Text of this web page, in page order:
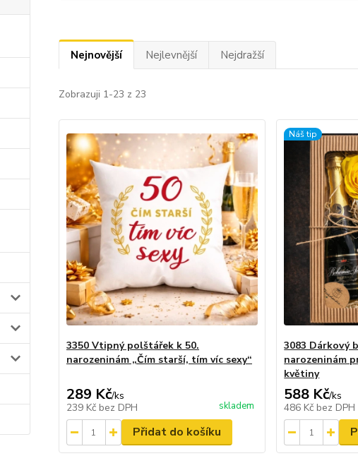
Nejnovější Nejlevnější Nejdražší
Zobrazuji 1-23 z 23
3350 Vtipný polštářek k 50.
narozeninám „Čím starší, tím víc sexy“
289 Kč/ks
239 Kč bez DPH skladem
Přidat do košíku
Náš tip
3083 Dárkový
narozeninám
květiny
588 Kč/ks
486 Kč bez DPH